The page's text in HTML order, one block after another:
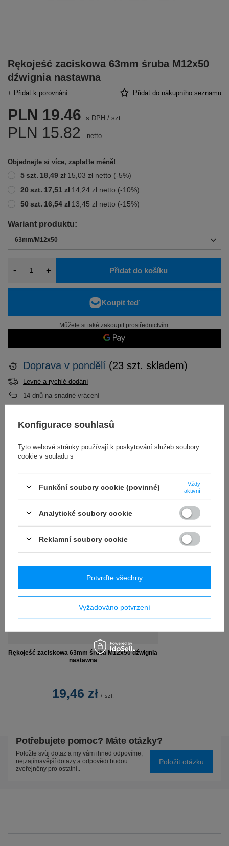
Rękojeść zaciskowa 63mm śruba M12x50
dźwignia nastawna
+ Přidat k porovnání Přidat do nákupního seznamu
63mm/M12x50
- + Přidat do košíku
Můžete si také zakoupit prostřednictvím:
PLN 19.46 s DPH / szt.
PLN 15.82 netto
Objednejte si více, zaplaťte méně!
5szt. 18,49 zł 15,03 zł netto (-5%)
20 szt. 17,51 zł 14,24 zł netto (-10%)
50 szt. 16,54 zł 13,45 zł netto (-15%)
Doprava v pondělí (23 szt. skladem)
Levné a rychlé dodání
14 dnů na snadné vrácení
PODROBNOSTI NA
OSTATNIO CIĘ
INTERESOWAŁO
Rękojeść zaciskowa 63mm śruba M12x50 dźwignia
nastawna
19,46 zł / szt.
Potřebujete pomoc? Máte otázky?
Položte svůj dotaz a my vám ihned odpovíme,
nejzajímavější dotazy a odpovědi budou
zveřejněny pro ostatní..
Položit otázku
Konfigurace souhlasů
Tyto webové stránky používají k poskytování služeb soubory
cookie v souladu s
Funkční soubory cookie (povinné)
Vždy
aktivní
Analytické soubory cookie
Reklamní soubory cookie
Vyžadováno potvrzení
Potvrďte všechny